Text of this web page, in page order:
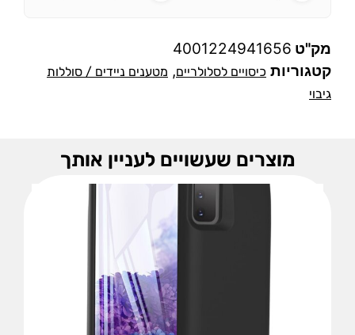
מק"ט 4001224941656
קטגוריות כיסויים לסלולריים, מטענים ניידים / סוללות
גיבוי
מוצרים שעשויים לעניין אותך